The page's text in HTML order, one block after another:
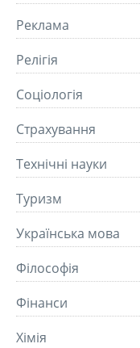
Реклама
Релігія
Соціологія
Страхування
Технічні науки
Туризм
Українська мова
Філософія
Фінанси
Хімія